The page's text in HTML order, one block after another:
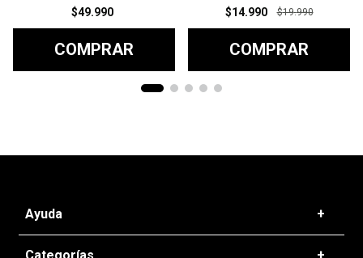
$49.990
COMPRAR
$14.990 $19.990
COMPRAR
Ayuda +
Preguntas frecuentes